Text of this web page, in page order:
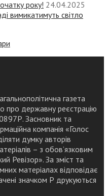
року! 24.04.2025
вимикатимуть світло
газета
про державну реєстрацію
Засновник та
компанія «Голос
думку авторів
– з обов’язковим
Ревізор». За зміст та
матеріалах відповідає
значком Р друкуються